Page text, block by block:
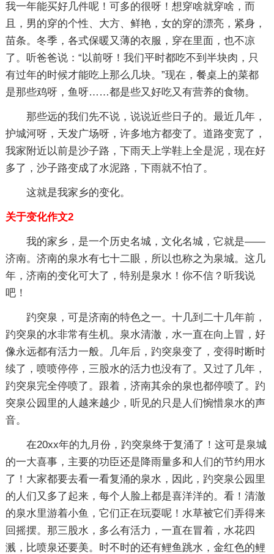
我一年能买好几件呢！可多的很呀！想穿啥就穿啥，而
且，男的穿的个性、大方、鲜艳，女的穿的漂亮，紧身，
苗条。冬季，各式保暖又薄的衣服，穿在里面，也不凉
了。听爸爸说：“以前呀！我们平时都吃不到半块肉，只
有过年的时候才能吃上那么几块。”现在，餐桌上的菜都
是那些鸡呀，鱼呀……都是些又好吃又有营养的食物。
那些远的我们先不说，说说近些日子的。最近几年，
护城河呀，天发广场呀，许多地方都变了。道路变宽了，
我家附近以前是沙子路，下雨天上学鞋上全是泥，现在好
多了，沙子路变成了水泥路，下雨就不怕了。
这就是我家乡的变化。
关于变化作文2
我的家乡，是一个历史名城，文化名城，它就是——
济南。济南的泉水有七十二眼，所以也称之为泉城。这几
年，济南的变化可大了，特别是泉水！你不信？听我说
吧！
趵突泉，可是济南的特色之一。十几到二十几年前，
趵突泉的水非常有生机。泉水清澈，水一直在向上冒，好
像永远都有活力一般。几年后，趵突泉变了，变得时断时
续了，喷喷停停，三股水的活力也没有了。又过了几年，
趵突泉完全停喷了。跟着，济南其余的泉也都停喷了。趵
突泉公园里的人越来越少，听见的只是人们惋惜泉水的声
音。
在20xx年的九月份，趵突泉终于复涌了！这可是泉城
的一大喜事，主要的功臣还是降雨量多和人们的节约用水
了！大家都要去看一看复涌的泉水，因此，趵突泉公园里
的人们又多了起来，每个人脸上都是喜洋洋的。看！清澈
的泉水里游着小鱼，它们正在玩耍呢！水草被它们弄得来
回摇摆。那三股水，多么有活力，一直在冒着，水花四
溅，比喷泉还要美。时不时的还有鲤鱼跳水，金红色的鲤